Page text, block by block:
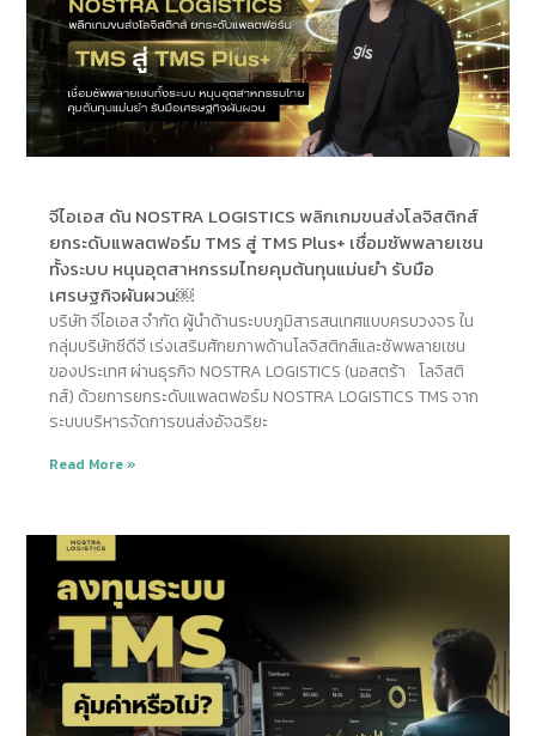
จีไอเอส ดัน NOSTRA LOGISTICS พลิกเกมขนส่งโลจิสติกส์
ยกระดับแพลตฟอร์ม TMS สู่ TMS Plus+ เชื่อมซัพพลายเชน
ทั้งระบบ หนุนอุตสาหกรรมไทยคุมต้นทุนแม่นยำ รับมือ
เศรษฐกิจผันผวน￼
บริษัท จีไอเอส จำกัด ผู้นำด้านระบบภูมิสารสนเทศแบบครบวงจร ใน
กลุ่มบริษัทซีดีจี เร่งเสริมศักยภาพด้านโลจิสติกส์และซัพพลายเชน
ของประเทศ ผ่านธุรกิจ NOSTRA LOGISTICS (นอสตร้า โลจิสติ
กส์) ด้วยการยกระดับแพลตฟอร์ม NOSTRA LOGISTICS TMS จาก
ระบบบริหารจัดการขนส่งอัจฉริยะ
Read More »